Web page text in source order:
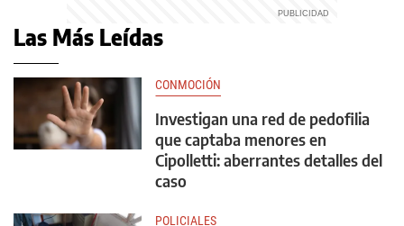
Las Más Leídas
CONMOCIÓN
Investigan una red de pedofilia
que captaba menores en
Cipolletti: aberrantes detalles del
caso
POLICIALES